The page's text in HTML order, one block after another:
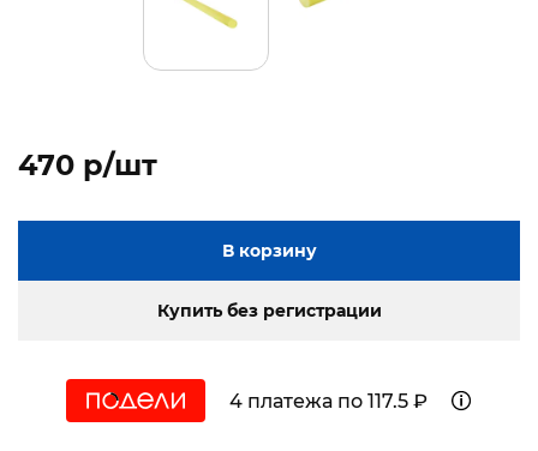
470 p/шт
В корзину
Купить без регистрации
4 платежа по 117.5 ₽